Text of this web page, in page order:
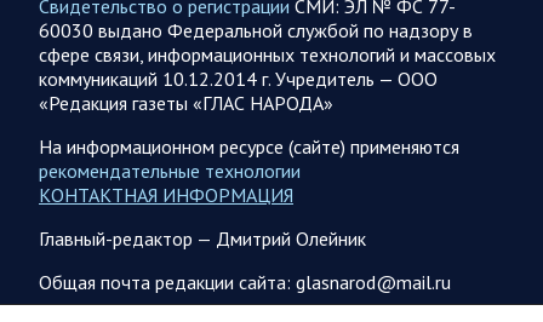
Сводка военных действий от Минобороны РФ 8
августа. Коротко
Группировка войск «Север» взяла под контроль населенный
пункт Ивановка в Харьковской области. Российские
вооруженные силы за последние сутки поразили…
08.08.2026 10:09
Спецоперация
В ночь 8 августа ВС РФ нанесли удары по объектам в 8
Олег Царев сообщает: Мониторинг противника насчитал
Свидетельство о регистрации СМИ: ЭЛ № ФС 77-
60030 выдано Федеральной службой по надзору в
сфере связи, информационных технологий и массовых
коммуникаций 10.12.2014 г. Учредитель — ООО
«Редакция газеты «ГЛАС НАРОДА»
На информационном ресурсе (сайте) применяются
рекомендательные технологии
КОНТАКТНАЯ ИНФОРМАЦИЯ
Главный-редактор — Дмитрий Олейник
Общая почта редакции сайта: glasnarod@mail.ru